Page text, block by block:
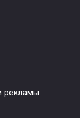
рекламы: